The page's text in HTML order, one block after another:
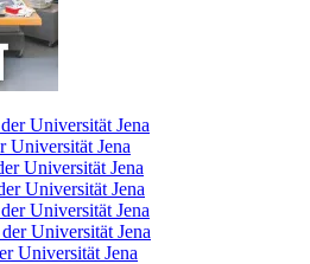
Universität Jena
Universität Jena
Universität Jena
Universität Jena
Universität Jena
Universität Jena
Universität Jena